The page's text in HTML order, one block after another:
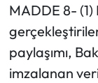
MADDE 8- (1)
paylaşımı,
imzalanan